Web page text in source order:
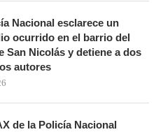
Nacional esclarece un
ocurrido en el barrio del
San Nicolás y detiene a dos
autores
de la Policía Nacional